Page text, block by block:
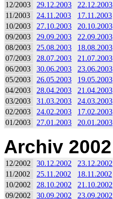
12/2003 29.12.2003 22.12.2003
11/2003
24.11.2003 17.11.2003
10/2003
27.10.2003 20.10.2003
09/2003
29.09.2003 22.09.2003
08/2003
25.08.2003 18.08.2003
07/2003
28.07.2003 21.07.2003
06/2003
30.06.2003 23.06.2003
05/2003
26.05.2003 19.05.2003
04/2003
28.04.2003 21.04.2003
03/2003
31.03.2003 24.03.2003
02/2003
24.02.2003 17.02.2003
01/2003
27.01.2003 20.01.2003
Archiv 2002
12/2002 30.12.2002 23.12.2002
11/2002
25.11.2002 18.11.2002
10/2002
28.10.2002 21.10.2002
09/2002
30.09.2002 23.09.2002